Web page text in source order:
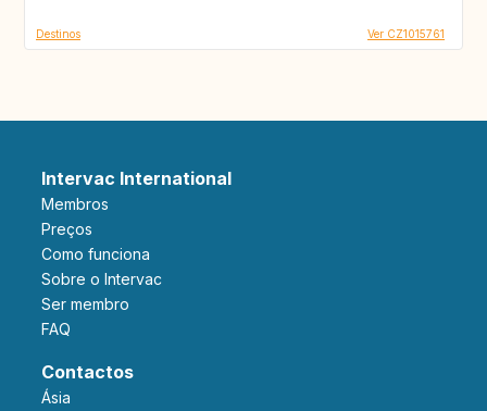
Destinos Ver CZ1015761
Intervac International
Membros
Preços
Como funciona
Sobre o Intervac
Ser membro
FAQ
Contactos
Ásia